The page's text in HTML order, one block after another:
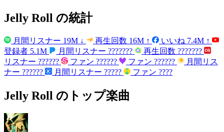
Jelly Roll の統計
月間リスナー 19M ↓ 再生回数 16M ↑ いいね 7.4M ↑
登録者 5.1M 月間リスナー ??????? 再生回数 ???????
リスナー ?????? ファン ?????? ファン ??????
月間リス
ナー ?????? 月間リスナー ????? ファン ????
Jelly Roll のトップ楽曲